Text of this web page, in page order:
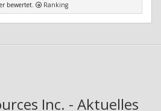
bewertet.
Ranking
Inc. - Aktuelles